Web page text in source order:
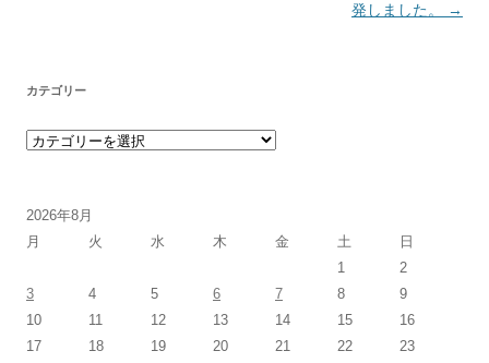
発しました。
→
カテゴリー
カテゴリー
2026年8月
月
火 水 木 金 土 日
1
2
3
4 5 6 7 8
9
10
11 12 13 14 15
16
17
18 19 20 21 22
23